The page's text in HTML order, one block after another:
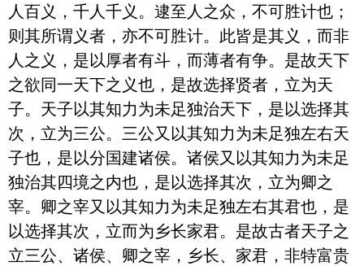
人百义，千人千义。逮至人之众，不可胜计也；
则其所谓义者，亦不可胜计。此皆是其义，而非
人之义，是以厚者有斗，而薄者有争。是故天下
之欲同一天下之义也，是故选择贤者，立为天
子。天子以其知力为未足独治天下，是以选择其
次，立为三公。三公又以其知力为未足独左右天
子也，是以分国建诸侯。诸侯又以其知力为未足
独治其四境之内也，是以选择其次，立为卿之
宰。卿之宰又以其知力为未足独左右其君也，是
以选择其次，立而为乡长家君。是故古者天子之
立三公、诸侯、卿之宰，乡长、家君，非特富贵